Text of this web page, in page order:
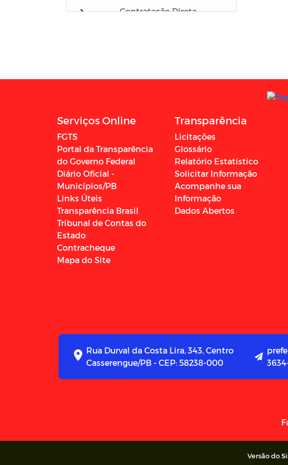
Contratação Direta
Assistência Social - CMAS
Serviços Online
FGTS
Portal da Transparência
do Governo Federal
Diário Oficial -
Municípios/PB
Links Úteis
Transparência Brasil
Tribunal de Contas do
Estado
Contracheque
Mapa do Site
Transparência
Licitações
Glossário
Relatório Estatístico
Solicitar Informação
Acompanhe sua
Informação
Dados Abertos
Rua Durval da Costa Lira, 343, Centro
Casserengue/PB - CEP: 58238-000
Versão do